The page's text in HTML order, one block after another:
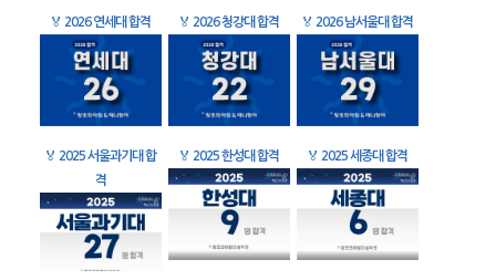
🏅 2026 연세대 합격 🏅 2026 청강대 합격 🏅 2026 남서울대 합격
🏅 2025 서울과기대 합
격
🏅 2025 한성대 합격 🏅 2025 세종대 합격